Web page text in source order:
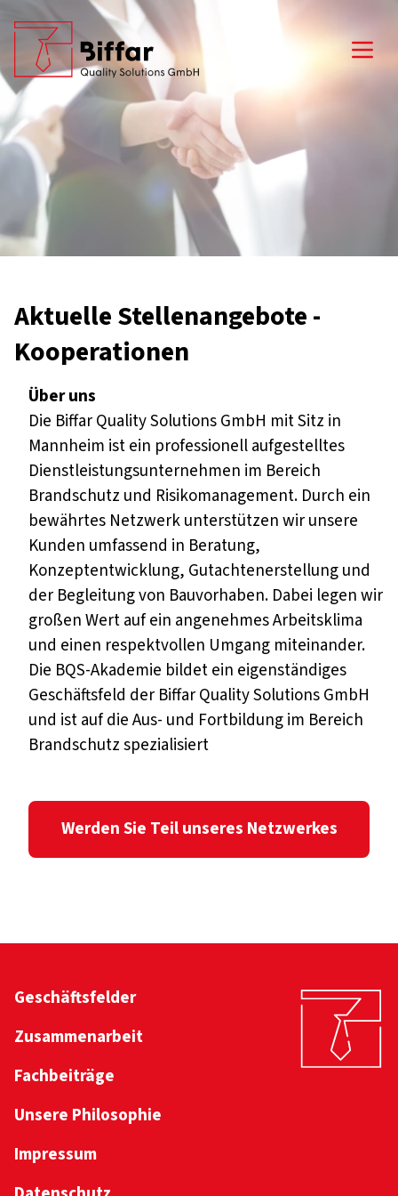
Open
Aktuelle Stellenangebote -
Kooperationen
Über uns
Die Biffar Quality Solutions GmbH mit Sitz in
Mannheim ist ein professionell aufgestelltes
Dienstleistungsunternehmen im Bereich
Brandschutz und Risikomanagement. Durch ein
bewährtes Netzwerk unterstützen wir unsere
Kunden umfassend in Beratung,
Konzeptentwicklung, Gutachtenerstellung und
der Begleitung von Bauvorhaben. Dabei legen wir
großen Wert auf ein angenehmes Arbeitsklima
und einen respektvollen Umgang miteinander.
Die BQS-Akademie bildet ein eigenständiges
Geschäftsfeld der Biffar Quality Solutions GmbH
und ist auf die Aus- und Fortbildung im Bereich
Brandschutz spezialisiert
Werden Sie Teil unseres Netzwerkes
Geschäftsfelder
Zusammenarbeit
Fachbeiträge
Unsere Philosophie
Impressum